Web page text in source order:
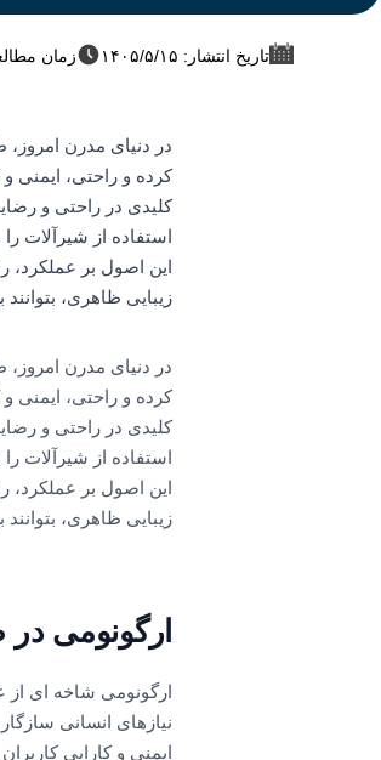
تاریخ انتشار: ۱۴۰۵/۵/۱۵ زمان مطالعه: 7
در دنیای مدرن امروز،
کرده و راحتی، ایمنی
کلیدی در راحتی و
استفاده از شیرآلات
این اصول بر عملکرد،
زیبایی ظاهری،
در دنیای مدرن امروز،
کرده و راحتی، ایمنی
کلیدی در راحتی و
استفاده از شیرآلات
این اصول بر عملکرد،
زیبایی ظاهری،
ارگونومی
ارگونومی شاخه ای از
نیازهای انسانی
ایمنی و کارایی